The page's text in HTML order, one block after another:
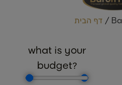
דף הבית /
what is your
budget?